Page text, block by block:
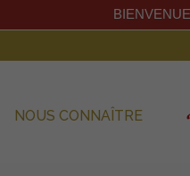
NOUS CONNAÎTRE